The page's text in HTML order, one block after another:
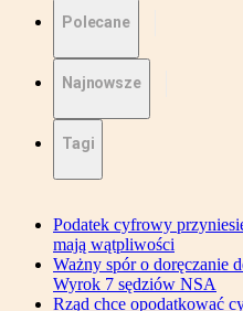
Polecane
Najnowsze
Tagi
Podatek cyfrowy
mają wątpliwości
Ważny spór o doręczanie
Wyrok 7 sędziów NSA
Rząd chce opodatkować